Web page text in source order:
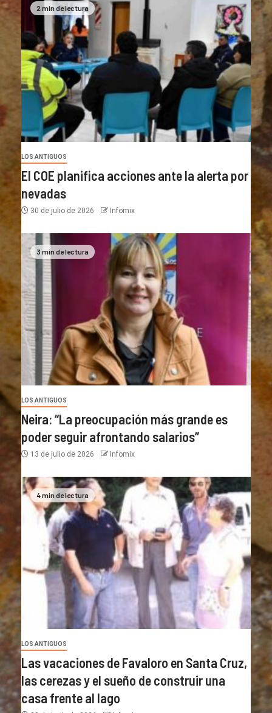
2 min de lectura
LOS ANTIGUOS
El COE planifica acciones ante la alerta por
nevadas
30 de julio de 2026 Infomix
3 min de lectura
LOS ANTIGUOS
Neira: “La preocupación más grande es
poder seguir afrontando salarios”
13 de julio de 2026 Infomix
4 min de lectura
LOS ANTIGUOS
Las vacaciones de Favaloro en Santa Cruz,
las cerezas y el sueño de construir una
casa frente al lago